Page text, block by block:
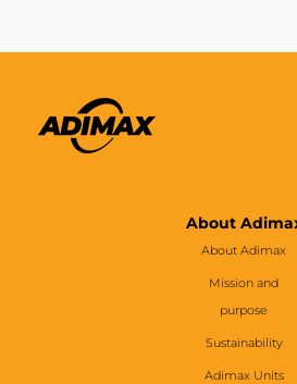
About
About Adimax
Mission and
purpose
Sustainability
Adimax Units